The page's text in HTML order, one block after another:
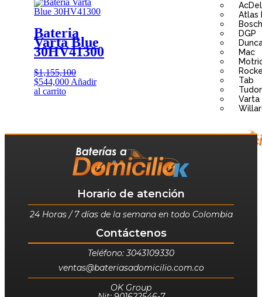
Atlas
Bosch
DGP
Mac
Tab
Tudor
Varta
Bateria
Varta Blue
30HV41300
$1,155,100
$544,000 Añadir
al carrito
Horario de atención
24 Horas / 7 días de la semana en todo Colombia
Contáctenos
Teléfono: 3043109330
ventas@bateriasadomicilio.com.co
OK Group